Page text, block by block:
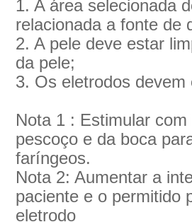
1. A área selecionada
relacionada a fonte de
2. A pele deve estar
da pele;
3. Os eletrodos
Nota 1 : Estimular
pescoço e da boca
faríngeos.
Nota 2: Aumentar a
paciente e o permitido
eletrodo